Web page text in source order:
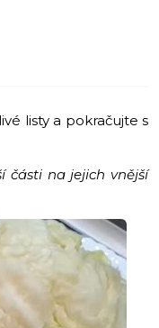
listy a pokračujte s
části na jejich vnější